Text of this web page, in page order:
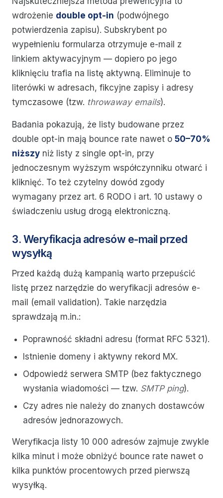
wdrożenie double opt-in (podwójnego
potwierdzenia zapisu). Subskrybent po
wypełnieniu formularza otrzymuje e-mail z
linkiem aktywacyjnym — dopiero po jego
kliknięciu trafia na listę aktywną. Eliminuje to
literówki w adresach, fikcyjne zapisy i adresy
tymczasowe (tzw. throwaway emails).
Badania pokazują, że listy budowane przez
double opt-in mają bounce rate nawet o 50–70%
niższy niż listy z single opt-in, przy
jednoczesnym wyższym współczynniku otwarć i
kliknięć. To też czytelny dowód zgody
wymagany przez art. 6 RODO i art. 10 ustawy o
świadczeniu usług drogą elektroniczną.
3. Weryfikacja adresów e-mail przed
wysyłką
Przed każdą dużą kampanią warto przepuścić
listę przez narzędzie do weryfikacji adresów e-
mail (email validation). Takie narzędzia
sprawdzają m.in.:
Poprawność składni adresu (format RFC 5321).
Istnienie domeny i aktywny rekord MX.
Odpowiedź serwera SMTP (bez faktycznego
wysłania wiadomości — tzw. SMTP ping).
Czy adres nie należy do znanych dostawców
adresów jednorazowych.
Weryfikacja listy 10 000 adresów zajmuje zwykle
kilka minut i może obniżyć bounce rate nawet o
kilka punktów procentowych przed pierwszą
wysyłką.